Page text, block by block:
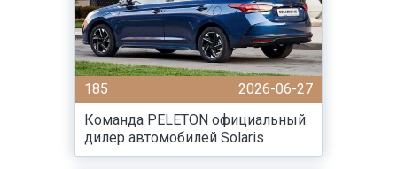
185
2026-06-27
Команда PELETON официальный
дилер автомобилей Solaris